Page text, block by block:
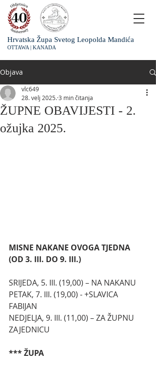
Hrvatska Župa Svetog Leopolda Mandića
OTTAWA | KANADA
Objava
ŽUPNE OBAVIJESTI - 2.
ožujka 2025.
vlc649
28. velj 2025.3 min čitanja
MISNE NAKANE OVOGA TJEDNA
(OD 3. III. DO 9. III.)
SRIJEDA, 5. III. (19,00) – NA NAKANU
PETAK, 7. III. (19,00) - +SLAVICA
FABIJAN
NEDJELJA, 9. III. (11,00) – ZA ŽUPNU
ZAJEDNICU
*** ŽUPA